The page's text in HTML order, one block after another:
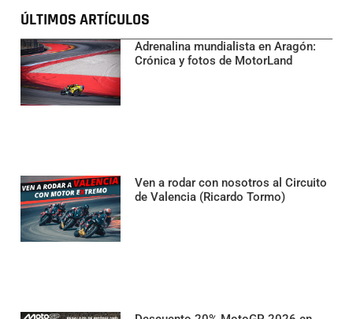
ÚLTIMOS ARTÍCULOS
Adrenalina mundialista en Aragón:
Crónica y fotos de MotorLand
Ven a rodar con nosotros al Circuito
de Valencia (Ricardo Tormo)